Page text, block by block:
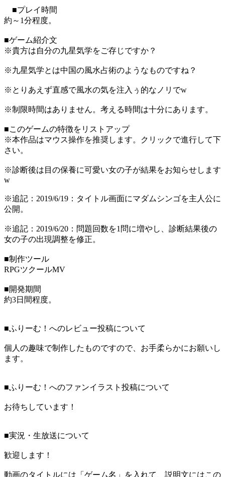
■プレイ時間
約～1分程度。
■ゲーム紹介文
※貴方は自分の九星気学をご存じですか？
※九星気学とは中国の風水占術のようなものですね？
※とりあえず直感で風水の気を注入ぅ的なノリでw
※制限時間はありません。考える時間は十分にあります。
■このゲームの特徴をリストアップ
※本作品はマウス操作を推奨します。クリックで進行して下
さい。
※診断後は目の保養に可愛い女の子が結果をお知らせします
w
※追記：2019/6/19：タイトル画面にマダムシンゴを主人公に
公開。
※追記：2019/6/20：問題回数を1問に増やし、診断結果後の
女の子の出現調整を修正。
■制作ツール
RPGツクールMV
■開発期間
約3日間程度。
■ふりーむ！へのレビュー投稿について
個人の趣味で制作したものですので、お手柔らかにお願いし
ます。
■ふりーむ！へのファンイラスト投稿について
お待ちしています！
■実況・生放送について
歓迎します！
動画のタイトルには「ゲーム名」を入れて、説明文にはこの